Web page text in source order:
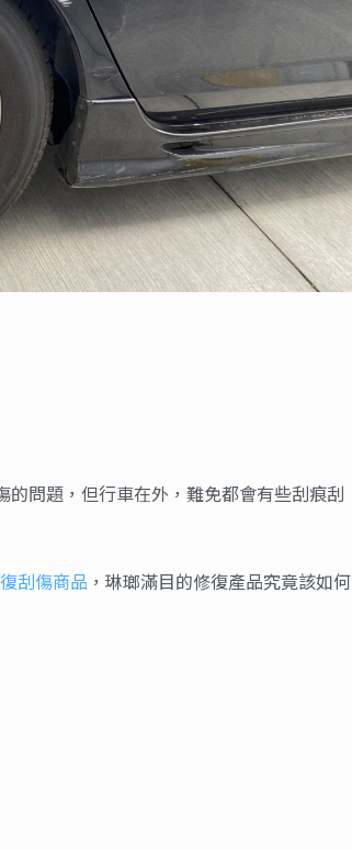
問題，但行車在外，難免都會有些刮痕刮
刮傷商品 ，琳瑯滿目的修復產品究竟該如何